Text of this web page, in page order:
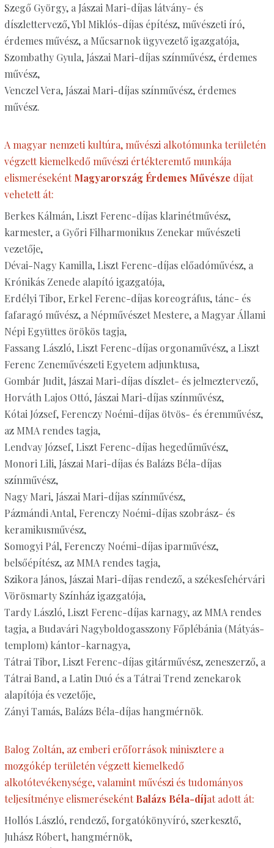
Szegő György, a Jászai Mari-díjas látvány- és
díszlettervező, Ybl Miklós-díjas építész, művészeti író,
érdemes művész, a Műcsarnok ügyvezető igazgatója,
Szombathy Gyula, Jászai Mari-díjas színművész, érdemes
művész,
Venczel Vera, Jászai Mari-díjas színművész, érdemes
művész.
A magyar nemzeti kultúra, művészi alkotómunka területén
végzett kiemelkedő művészi értékteremtő munkája
elismerésekéntMagyarország Érdemes Művésze díjat
vehetett át:
Berkes Kálmán, Liszt Ferenc-díjas klarinétművész,
karmester, a Győri Filharmonikus Zenekar művészeti
vezetője,
Dévai-Nagy Kamilla, Liszt Ferenc-díjas előadóművész, a
Krónikás Zenede alapító igazgatója,
Erdélyi Tibor, Erkel Ferenc-díjas koreográfus, tánc- és
fafaragó művész, a Népművészet Mestere, a Magyar Állami
Népi Együttes örökös tagja,
Fassang László, Liszt Ferenc-díjas orgonaművész, a Liszt
Ferenc Zeneművészeti Egyetem adjunktusa,
Gombár Judit, Jászai Mari-díjas díszlet- és jelmeztervező,
Horváth Lajos Ottó, Jászai Mari-díjas színművész,
Kótai József, Ferenczy Noémi-díjas ötvös- és éremművész,
az MMA rendes tagja,
Lendvay József, Liszt Ferenc-díjas hegedűművész,
Monori Lili, Jászai Mari-díjas és Balázs Béla-díjas
színművész,
Nagy Mari, Jászai Mari-díjas színművész,
Pázmándi Antal, Ferenczy Noémi-díjas szobrász- és
keramikusművész,
Somogyi Pál, Ferenczy Noémi-díjas iparművész,
belsőépítész, az MMA rendes tagja,
Szikora János, Jászai Mari-díjas rendező, a székesfehérvári
Vörösmarty Színház igazgatója,
Tardy László, Liszt Ferenc-díjas karnagy, az MMA rendes
tagja, a Budavári Nagyboldogasszony Főplébánia (Mátyás-
templom) kántor-karnagya,
Tátrai Tibor, Liszt Ferenc-díjas gitárművész, zeneszerző, a
Tátrai Band, a Latin Duó és a Tátrai Trend zenekarok
alapítója és vezetője,
Zányi Tamás, Balázs Béla-díjas hangmérnök.
Balog Zoltán, az emberi erőforrások minisztere a
mozgókép területén végzett kiemelkedő
alkotótevékenysége, valamint művészi és tudományos
teljesítménye elismerésekéntBalázs Béla-díjat adott át:
Hollós László, rendező, forgatókönyvíró, szerkesztő,
Juhász Róbert, hangmérnök,